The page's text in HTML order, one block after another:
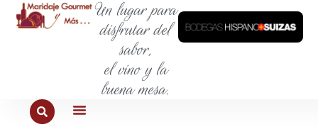
Un lugar para
disfrutar del
sabor,
el vino y la
buena mesa.